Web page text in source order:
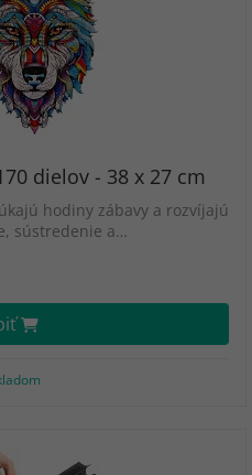
dielov - 38 x 27 cm
hodiny zábavy a rozvíjajú
sústredenie a…